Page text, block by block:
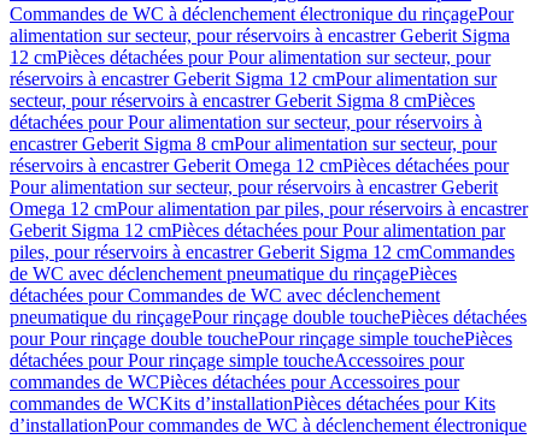
Commandes de WC à déclenchement électronique du rinçagePour
alimentation sur secteur, pour réservoirs à encastrer Geberit Sigma
12 cmPièces détachées pour Pour alimentation sur secteur, pour
réservoirs à encastrer Geberit Sigma 12 cmPour alimentation sur
secteur, pour réservoirs à encastrer Geberit Sigma 8 cmPièces
détachées pour Pour alimentation sur secteur, pour réservoirs à
encastrer Geberit Sigma 8 cmPour alimentation sur secteur, pour
réservoirs à encastrer Geberit Omega 12 cmPièces détachées pour
Pour alimentation sur secteur, pour réservoirs à encastrer Geberit
Omega 12 cmPour alimentation par piles, pour réservoirs à encastrer
Geberit Sigma 12 cmPièces détachées pour Pour alimentation par
piles, pour réservoirs à encastrer Geberit Sigma 12 cmCommandes
de WC avec déclenchement pneumatique du rinçagePièces
détachées pour Commandes de WC avec déclenchement
pneumatique du rinçagePour rinçage double touchePièces détachées
pour Pour rinçage double touchePour rinçage simple touchePièces
détachées pour Pour rinçage simple toucheAccessoires pour
commandes de WCPièces détachées pour Accessoires pour
commandes de WCKits d’installationPièces détachées pour Kits
d’installationPour commandes de WC à déclenchement électronique